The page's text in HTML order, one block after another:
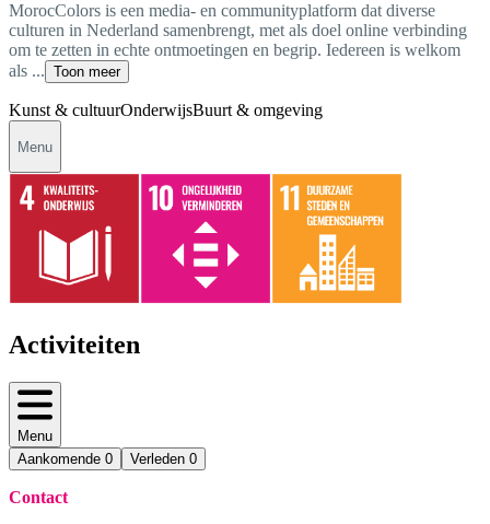
MorocColors is een media- en communityplatform dat diverse
culturen in Nederland samenbrengt, met als doel online verbinding
om te zetten in echte ontmoetingen en begrip. Iedereen is welkom
als ... Toon meer
Kunst & cultuurOnderwijsBuurt & omgeving
Menu
Activiteiten
Menu
Aankomende 0 Verleden 0
Contact